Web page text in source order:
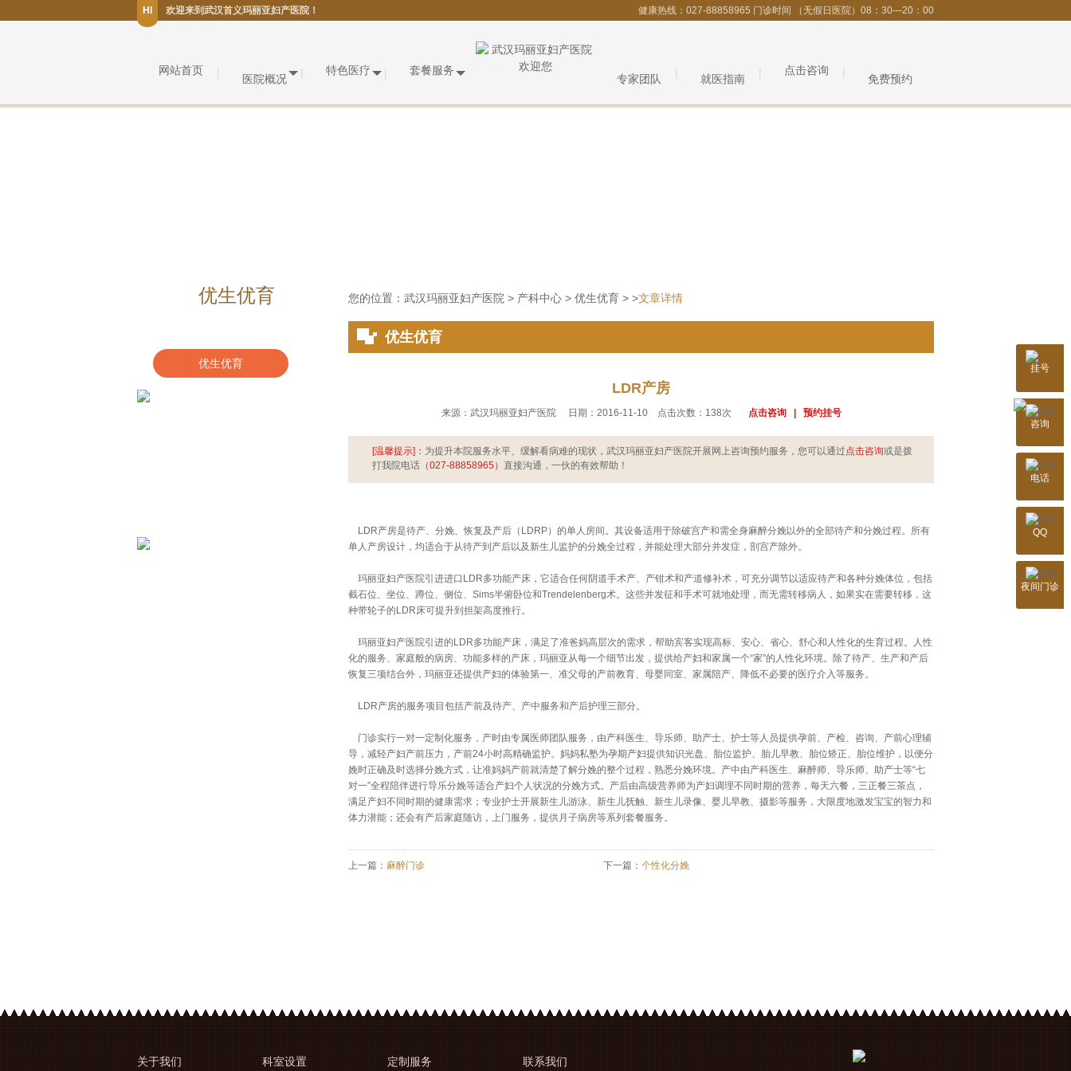
健康热线：027-88858965 门诊时间 （无假日医院）08：30—20：00
HI 欢迎来到武汉首义玛丽亚妇产医院！
网站首页
医院概况
特色医疗 套餐服务
专家团队 就医指南
点击咨询
免费预约
优生优育
优生优育
您的位置： 武汉玛丽亚妇产医院 > 产科中心 > 优生优育 > >文章详情
优生优育
LDR产房
来源：武汉玛丽亚妇产医院     日期：2016-11-10    点击次数：138次 点击咨询   |   预约挂号
[温馨提示]： 为提升本院服务水平、缓解看病难的现状，武汉玛丽亚妇产医院开展网上咨询预约服务，您可以通过点击咨询或是拨
打我院电话 （027-88858965） 直接沟通，一伙的有效帮助！
LDR产房是待产、分娩、恢复及产后（LDRP）的单人房间。其设备适用于除破宫产和需全身麻醉分娩以外的全部待产和分娩过程。所有
单人产房设计，均适合于从待产到产后以及新生儿监护的分娩全过程，并能处理大部分并发症，剖宫产除外。
玛丽亚妇产医院引进进口LDR多功能产床，它适合任何阴道手术产、产钳术和产道修补术，可充分调节以适应待产和各种分娩体位，包括
截石位、坐位、蹲位、侧位、Sims半俯卧位和Trendelenberg术。这些并发征和手术可就地处理，而无需转移病人，如果实在需要转移，这
种带轮子的LDR床可提升到担架高度推行。
玛丽亚妇产医院引进的LDR多功能产床，满足了准爸妈高层次的需求，帮助宾客实现高标、安心、省心、舒心和人性化的生育过程。人性
化的服务、家庭般的病房、功能多样的产床，玛丽亚从每一个细节出发，提供给产妇和家属一个“家”的人性化环境。除了待产、生产和产后
恢复三项结合外，玛丽亚还提供产妇的体验第一、准父母的产前教育、母婴同室、家属陪产、降低不必要的医疗介入等服务。
LDR产房的服务项目包括产前及待产、产中服务和产后护理三部分。
门诊实行一对一定制化服务，产时由专属医师团队服务，由产科医生、导乐师、助产士、护士等人员提供孕前、产检、咨询、产前心理辅
导，减轻产妇产前压力，产前24小时高精确监护。妈妈私塾为孕期产妇提供知识光盘、胎位监护、胎儿早教、胎位矫正、胎位维护，以便分
娩时正确及时选择分娩方式，让准妈妈产前就清楚了解分娩的整个过程，熟悉分娩环境。产中由产科医生、麻醉师、导乐师、助产士等“七
对一”全程陪伴进行导乐分娩等适合产妇个人状况的分娩方式。产后由高级营养师为产妇调理不同时期的营养，每天六餐，三正餐三茶点，
满足产妇不同时期的健康需求；专业护士开展新生儿游泳、新生儿抚触、新生儿录像、婴儿早教、摄影等服务，大限度地激发宝宝的智力和
体力潜能；还会有产后家庭随访，上门服务，提供月子病房等系列套餐服务。
上一篇： 麻醉门诊 下一篇： 个性化分娩
关于我们 科室设置 定制 服务 联系我们
挂号
武汉玛丽亚妇产
公告：网络预约可
* 信息已
咨询
电话
QQ
夜间门诊